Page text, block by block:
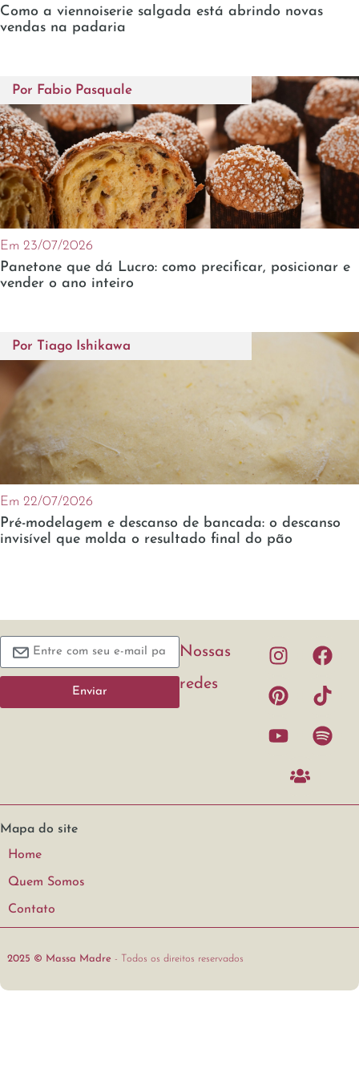
Como a viennoiserie salgada está abrindo novas
vendas na padaria
Por Fabio Pasquale
Em 23/07/2026
Panetone que dá Lucro: como precificar, posicionar e
vender o ano inteiro
Por Tiago Ishikawa
Em 22/07/2026
Pré-modelagem e descanso de bancada: o descanso
invisível que molda o resultado final do pão
Enviar
Nossas
redes
Mapa do site
Home
Quem Somos
Contato
2025 © Massa Madre - Todos os direitos reservados